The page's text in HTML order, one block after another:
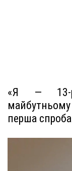
«Я — 13-
перша